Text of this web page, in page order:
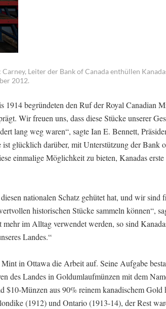
Leiter der Bank of Canada enthüllen
2012.
begründeten den Ruf der Royal Canadian
Wir freuen uns, dass diese Stücke unserer
lang weg waren“, sagte Ian E. Bennett,
glücklich darüber, mit Unterstützung der Bank
einmalige Möglichkeit zu bieten, Kanadas
nationalen Schatz gehütet hat, und wir sind
historischen Stücke sammeln können“,
im Alltag verwendet werden, so sind
Landes.“
in Ottawa die Arbeit auf. Seine Aufgabe
des Landes in Goldumlaufmünzen mit dem
Münzen aus 90% reinem kanadischem Gold
(1912) und Ontario (1913-14), der Rest